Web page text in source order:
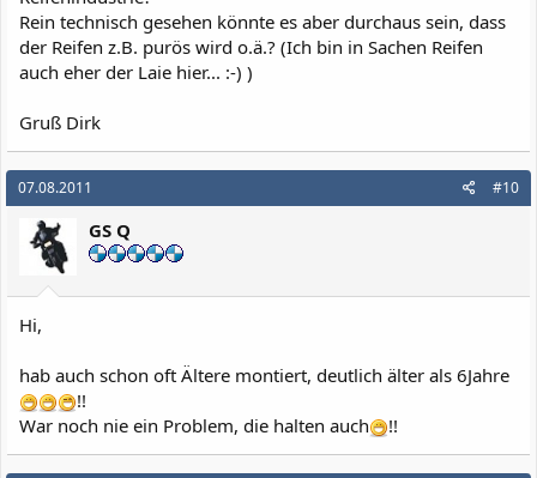
andere mal etwas weg, aber das war der Gashand zu verdanken.
Also bitte keine Panikmache. Wenn man das beste haben will,
zulegen.
Derjenige der vom Regen verfolgt wird sollte dies natürlich
sowieso tun.
Gruß
Gerhard
Rein technisch gesehen könnte es aber durchaus sein, dass
der Reifen z.B. purös wird o.ä.? (Ich bin in Sachen Reifen
auch eher der Laie hier... :-) )
Gruß Dirk
07.08.2011 #10
GS Q
Hi,
hab auch schon oft Ältere montiert, deutlich älter als 6Jahre
!!
War noch nie ein Problem, die halten auch
!!